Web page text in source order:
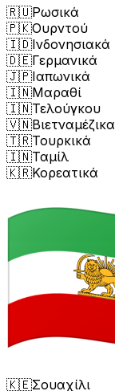
🇷🇺Ρωσικά
🇵🇰Ουρντού
🇮🇩Ινδονησιακά
🇩🇪Γερμανικά
🇯🇵Ιαπωνικά
🇮🇳Μαραθί
🇮🇳Τελούγκου
🇻🇳Βιετναμέζικα
🇹🇷Τουρκικά
🇮🇳Ταμίλ
🇰🇷Κορεατικά
🇰🇪Σουαχίλι